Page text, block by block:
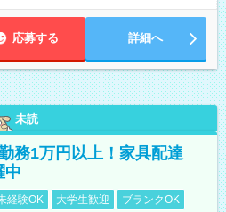
応募する 詳細へ
未読
務1万円以上！家具配達
中
経験OK 大学生歓迎
ブランクOK